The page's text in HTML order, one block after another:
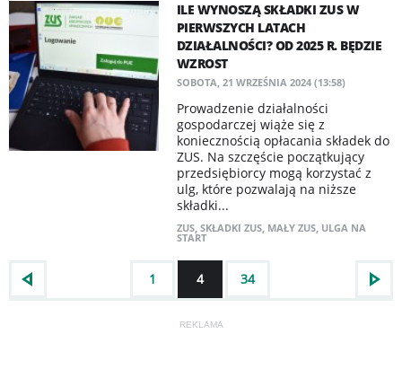
ILE WYNOSZĄ SKŁADKI ZUS W
PIERWSZYCH LATACH
DZIAŁALNOŚCI? OD 2025 R. BĘDZIE
WZROST
SOBOTA, 21 WRZEŚNIA 2024 (13:58)
Prowadzenie działalności
gospodarczej wiąże się z
koniecznością opłacania składek do
ZUS. Na szczęście początkujący
przedsiębiorcy mogą korzystać z
ulg, które pozwalają na niższe
składki...
ZUS, SKŁADKI ZUS, MAŁY ZUS, ULGA NA
START
1 4 34
REKLAMA